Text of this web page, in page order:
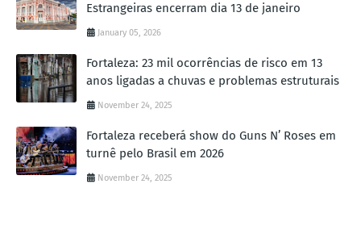
Estrangeiras encerram dia 13 de janeiro
January 05, 2026
Fortaleza: 23 mil ocorrências de risco em 13
anos ligadas a chuvas e problemas estruturais
November 24, 2025
Fortaleza receberá show do Guns N’ Roses em
turnê pelo Brasil em 2026
November 24, 2025